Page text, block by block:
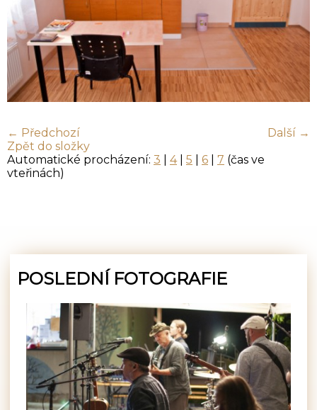
← Předchozí
Další →
Zpět do složky
Automatické procházení: 3 4| 5 6 7 (čas ve
vteřinách)
POSLEDNÍ FOTOGRAFIE